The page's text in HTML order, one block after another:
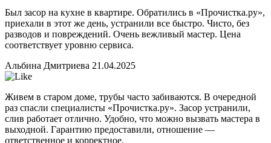
Был засор на кухне в квартире. Обратились в «Прочистка.ру»,
приехали в этот же день, устранили все быстро. Чисто, без
разводов и повреждений. Очень вежливый мастер. Цена
соответствует уровню сервиса.
Альбина Дмитриева 21.04.2025
Живем в старом доме, трубы часто забиваются. В очередной
раз спасли специалисты «Прочистка.ру». Засор устранили,
слив работает отлично. Удобно, что можно вызвать мастера в
выходной. Гарантию предоставили, отношение —
ответственное и корректное.